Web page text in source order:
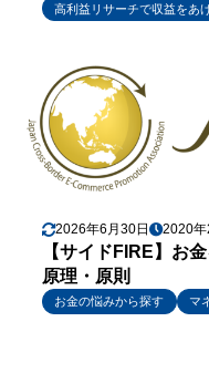
高利益リサーチで収益をあ
2026年6月30日 2020年
【サイドFIRE】お
原理・原則
お金の悩みから探す
マ